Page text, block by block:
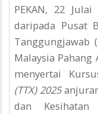
PEKAN, 22
daripada Pusat
Tanggungjawab
Malaysia Pahang
menyertai
(TTX) 2025
dan Kesihatan